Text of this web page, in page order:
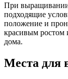
При выращивании
подходящие
положение и
красивым ростом
дома.
Места для